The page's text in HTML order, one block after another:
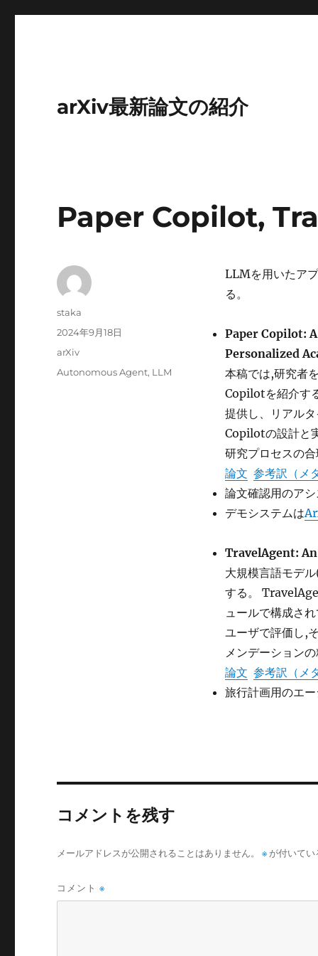
arXiv最新論文の紹介
Paper Copilot,
LLMを用いたア
る。
Paper Copilot:
Personalized
本稿では,研究者
Copilotを紹介す
提供し、リアル
Copilotの設計と
研究プロセスの合
論文 参考訳（メ
論文確認用のアシ
デモシステムは
TravelAgent:
大規模言語モデ
する。
ュールで構成さ
ユーザで評価し,
メンデーションの
論文 参考訳（メ
旅行計画用のエー
投
staka
投
2024年9月18日
カ
arXiv
タ
Autonomous Agent, LLM
コメントを残す
メールアドレスが公開されることはありません。 ※ が付いて
コメント※